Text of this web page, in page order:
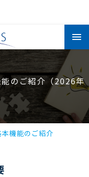
のご紹介（2026年
機能のご紹介